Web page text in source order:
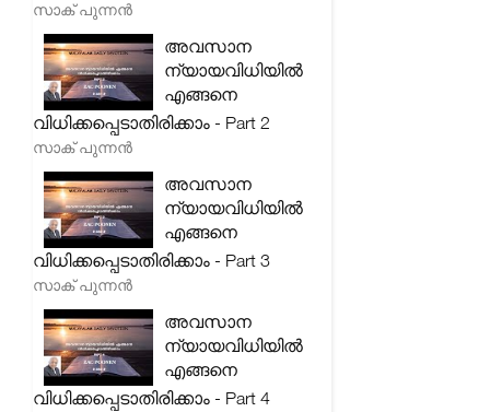
സാക് പുന്നൻ
അവസാന
ന്യായവിധിയിൽ
എങ്ങനെ
വിധിക്കപ്പെടാതിരിക്കാം - Part 2
സാക് പുന്നൻ
അവസാന
ന്യായവിധിയിൽ
എങ്ങനെ
വിധിക്കപ്പെടാതിരിക്കാം - Part 3
സാക് പുന്നൻ
അവസാന
ന്യായവിധിയിൽ
എങ്ങനെ
വിധിക്കപ്പെടാതിരിക്കാം - Part 4